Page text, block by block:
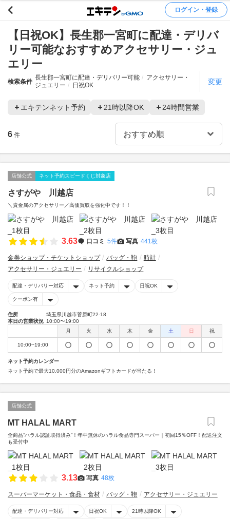
ログイン・登録
【日祝OK】長生郡一宮町に配達・デリバ
リー可能なおすすめアクセサリー・ジュ
エリー
検索条件
長生郡一宮町に配達・デリバリー可能
アクセサリー・
ジュエリー
日祝OK 変更
エキテンネット予約 21時以降OK 24時間営業
6 件
店舗公式 ネット予約スピードくじ対象店
さすがや 川越店
＼貴金属のアクセサリー／高価買取を強化中です！！
3.63 口コミ 5件 写真 441枚
金券ショップ・チケットショップ バッグ・鞄
時計
アクセサリー・ジュエリー
リサイクルショップ
配達・デリバリー対応 ネット予約 日祝OK
クーポン有
住所
埼玉県川越市菅原町22-18
本日の営業状況 10:00〜19:00
月
火 水 木 金 土 日 祝
10:00~19:00
ネット予約カレンダー
ネット予約で最大10,000円分のAmazonギフトカードが当たる！
店舗公式
MT HALAL MART
全商品“ハラル認証取得済み”！年中無休のハラル食品専門スーパー｜初回15％OFF！配送注文
も受付中
3.13 写真 48枚
スーパーマーケット・食品・食材 バッグ・鞄 アクセサリー・ジュエリー
配達・デリバリー対応 日祝OK 21時以降OK